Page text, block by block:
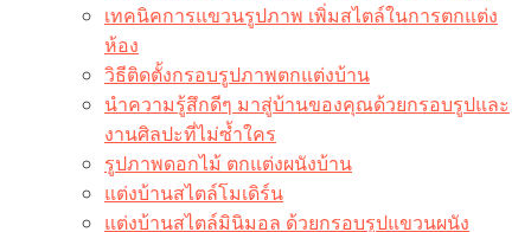
เทคนิคการแขวนรูปภาพ เพิ่มสไตล์ในการตกแต่ง
ห้อง
วิธีติดตั้งกรอบรูปภาพตกแต่งบ้าน
นำความรู้สึกดีๆ มาสู่บ้านของคุณด้วยกรอบรูปและ
งานศิลปะที่ไม่ซ้ำใคร
รูปภาพดอกไม้ ตกแต่งผนังบ้าน
แต่งบ้านสไตล์โมเดิร์น
แต่งบ้านสไตล์มินิมอล ด้วยกรอบรูปแขวนผนัง